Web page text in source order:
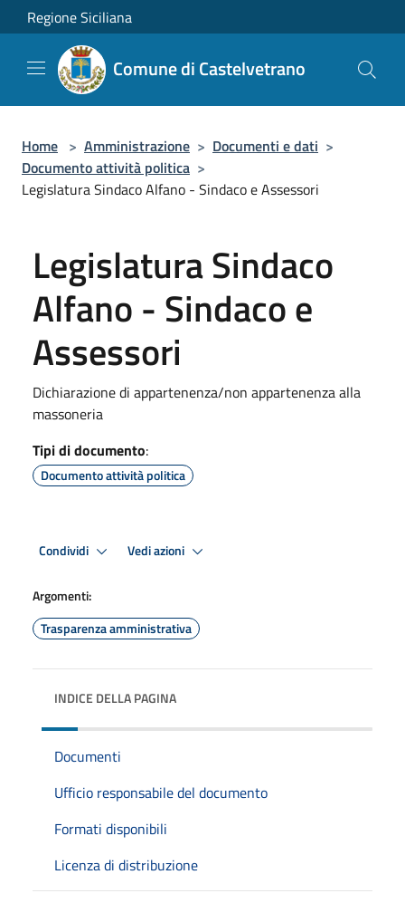
Salta al contenuto principale
Regione Siciliana
Comune di Castelvetrano
Home > Amministrazione > Documenti e dati >
Documento attività politica >
Legislatura Sindaco Alfano - Sindaco e Assessori
Legislatura Sindaco
Alfano - Sindaco e
Assessori
Dichiarazione di appartenenza/non appartenenza alla
massoneria
Tipi di documento:
Documento attività politica
Condividi Vedi azioni
Argomenti:
Trasparenza amministrativa
INDICE DELLA PAGINA
Documenti
Ufficio responsabile del documento
Formati disponibili
Licenza di distribuzione